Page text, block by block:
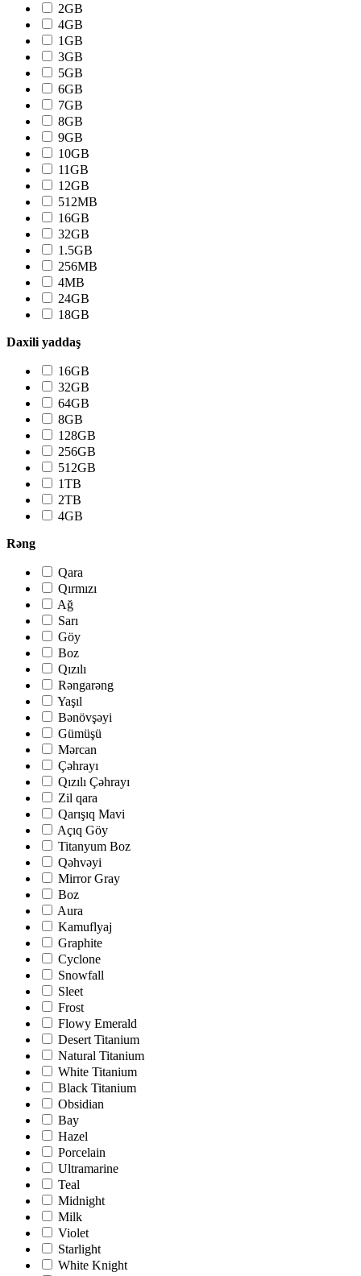
2GB
4GB
1GB
3GB
5GB
6GB
7GB
8GB
9GB
10GB
11GB
12GB
512MB
16GB
32GB
1.5GB
256MB
4MB
24GB
18GB
Daxili yaddaş
16GB
32GB
64GB
8GB
128GB
256GB
512GB
1TB
2TB
4GB
Rəng
Qara
Qırmızı
Ağ
Sarı
Göy
Boz
Qızılı
Rəngarəng
Yaşıl
Bənövşəyi
Gümüşü
Mərcan
Çəhrayı
Qızılı Çəhrayı
Zil qara
Qarışıq Mavi
Açıq Göy
Titanyum Boz
Qəhvəyi
Mirror Gray
Boz
Aura
Kamuflyaj
Graphite
Cyclone
Snowfall
Sleet
Frost
Flowy Emerald
Desert Titanium
Natural Titanium
White Titanium
Black Titanium
Obsidian
Bay
Hazel
Porcelain
Ultramarine
Teal
Midnight
Milk
Violet
Starlight
White Knight